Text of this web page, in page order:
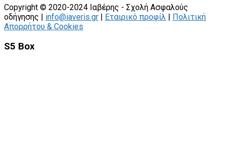
Copyright © 2020-2024 Ιαβέρης - Σχολή Ασφαλούς
οδήγησης | info@iaveris.gr | Εταιρικό προφίλ | Πολιτική
Απορρήτου & Cookies
S5 Box